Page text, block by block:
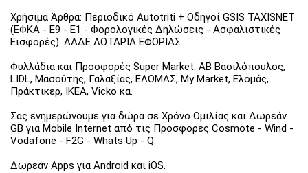
Χρήσιμα Άρθρα: Περιοδικό Autotriti + Οδηγοί GSIS TAXISNET
(ΕΦΚΑ - Ε9 - Ε1 - Φορολογικές Δηλώσεις - Ασφαλιστικές
Εισφορές). ΑΑΔΕ ΛΟΤΑΡΙΑ ΕΦΟΡΙΑΣ.
Φυλλάδια και Προσφορές Super Market: ΑΒ Βασιλόπουλος,
LIDL, Μασούτης, Γαλαξίας, ΕΛΟΜΑΣ, My Market, Ελομάς,
Πράκτικερ, ΙΚΕΑ, Vicko κα.
Σας ενημερώνουμε για δώρα σε Χρόνο Ομιλίας και Δωρεάν
GB για Mobile Internet από τις Προσφορες Cosmote - Wind -
Vodafone - F2G - Whats Up - Q.
Δωρεάν Apps για Android και iOS.